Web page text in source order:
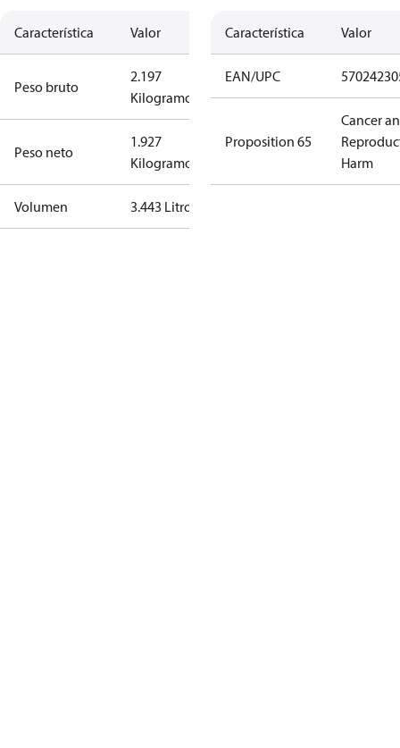
Característica Valor
Peso bruto
2.197
Kilogramo
Peso neto
1.927
Kilogramo
Volumen 3.443 Litro
Característica Valor
EAN/UPC
Proposition 65
Cancer
Harm